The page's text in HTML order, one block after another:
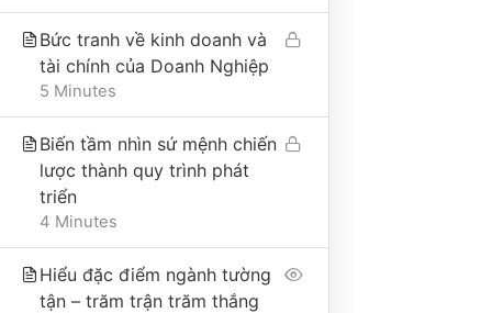
Bức tranh về kinh doanh và
tài chính của Doanh Nghiệp
5 Minutes
Biến tầm nhìn sứ mệnh chiến
lược thành quy trình phát
triển
4 Minutes
Hiểu đặc điểm ngành tường
tận – trăm trận trăm thắng
Điện thoại: 0865495998
Email: hongduyen2206@gmail.com
VỀ CÔNG TY
Giới thiệu
Tư vấn